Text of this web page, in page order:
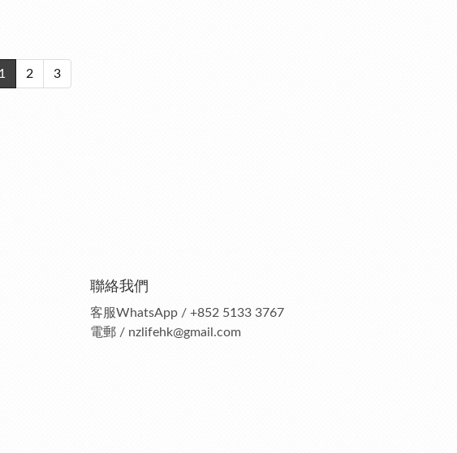
1 2 3
聯絡我們
客服WhatsApp / +852 5133 3767
電郵 / nzlifehk@gmail.com